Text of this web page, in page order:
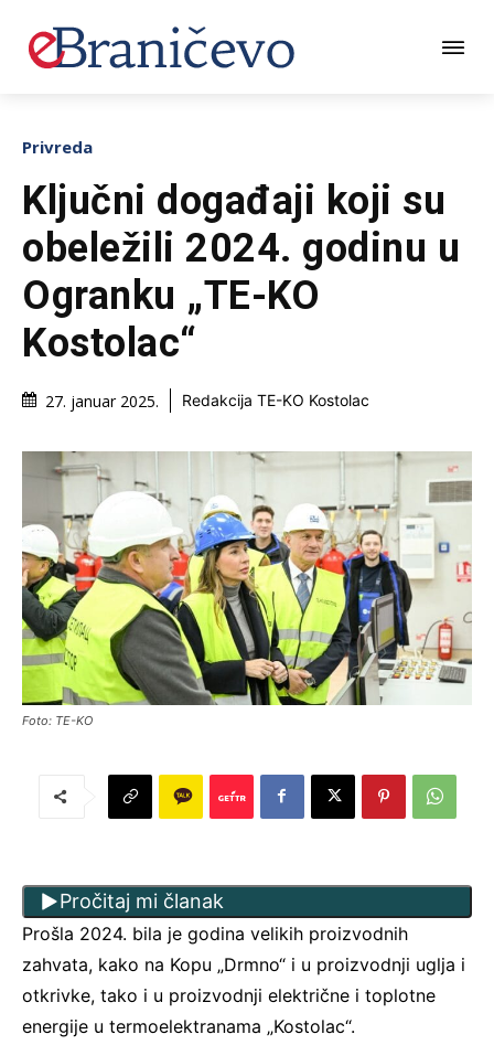
Privreda
Ključni događaji koji su
obeležili 2024. godinu u
Ogranku „TE-KO
Kostolac“
27. januar 2025. Redakcija TE-KO Kostolac
Foto: TE-KO
Pročitaj mi članak
Prošla 2024. bila je godina velikih proizvodnih
zahvata, kako na Kopu „Drmno“ i u proizvodnji uglja i
otkrivke, tako i u proizvodnji električne i toplotne
energije u termoelektranama „Kostolac“.